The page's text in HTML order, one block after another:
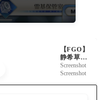
【FGO】
静希草十
郎、バー
サーカー
Screenshot
Screenshot